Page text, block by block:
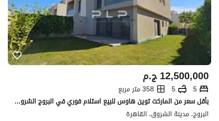
ج.م12,500,000
5
5
358 متر مربع
بأقل سعر من الماركت توين هاوس للبيع استلام فوري في البروج الشروق بالقرب من مدينتي - ALBUROUJ
البروج، مدينة الشروق، القاهرة